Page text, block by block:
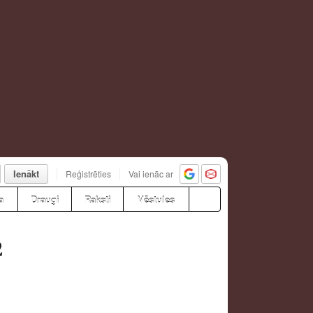
Ienākt Reģistrēties Vai ienāc ar
Draugi Raksti Vēstules